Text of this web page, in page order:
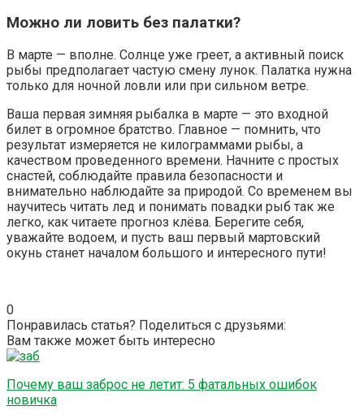
Можно ли ловить без палатки?
В марте — вполне. Солнце уже греет, а активный поиск
рыбы предполагает частую смену лунок. Палатка нужна
только для ночной ловли или при сильном ветре.
Ваша первая зимняя рыбалка в марте — это входной
билет в огромное братство. Главное — помнить, что
результат измеряется не килограммами рыбы, а
качеством проведенного времени. Начните с простых
снастей, соблюдайте правила безопасности и
внимательно наблюдайте за природой. Со временем вы
научитесь читать лед и понимать повадки рыб так же
легко, как читаете прогноз клёва. Берегите себя,
уважайте водоем, и пусть ваш первый мартовский
окунь станет началом большого и интересного пути!
0
Понравилась статья? Поделиться с друзьями:
Вам также может быть интересно
Почему ваш заброс не летит: 5 фатальных ошибок
новичка